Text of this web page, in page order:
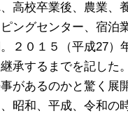
高校卒業後、農業、
ングセンター、宿泊
２０１５（平成27）
承するまでを記した
があるのかと驚く展
昭和、平成、令和の